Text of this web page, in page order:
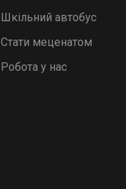
Шкільний автобус
Стати меценатом
Робота у нас